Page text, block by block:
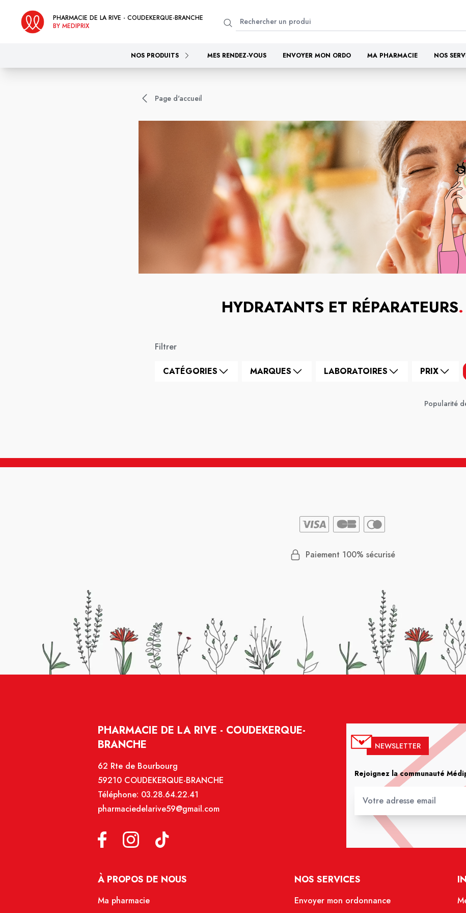
PHARMACIE DE LA RIVE - COUDEKERQUE-BRANCHE
BY MEDIPRIX
NOS PRODUITS MES RENDEZ-VOUS ENVOYER MON ORDO MA PHARMACIE NOS
Page d'accueil
HYDRATANTS ET RÉPARATEURS.
Filtrer
CATÉGORIES MARQUES LABORATOIRES PRIX
Paiement 100% sécurisé
PHARMACIE DE LA RIVE - COUDEKERQUE-
BRANCHE
62 Rte de Bourbourg
59210 COUDEKERQUE-BRANCHE
Téléphone: 03.28.64.22.41
pharmaciedelarive59@gmail.com
NEWSLETTER
Rejoignez la communauté
À PROPOS DE NOUS
Ma pharmacie
NOS SERVICES
Envoyer mon ordonnance